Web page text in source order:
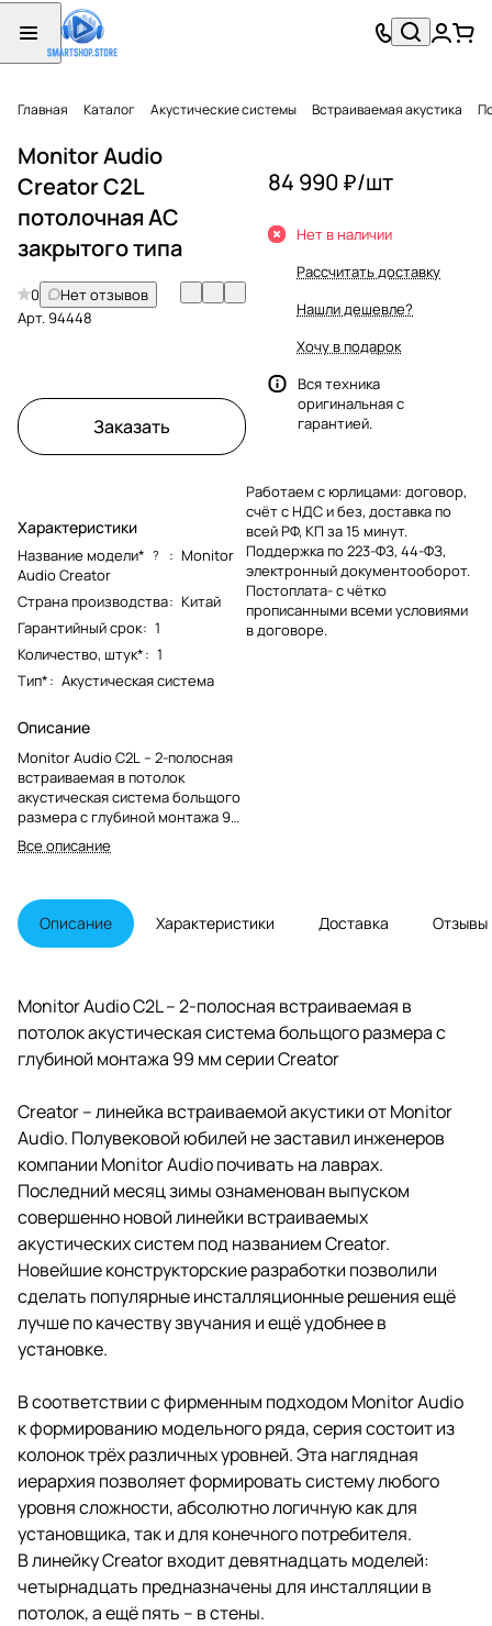
Главная Каталог Акустические системы Встраиваемая акустика
Monitor Audio
Creator C2L
потолочная АС
закрытого типа
0
Нет отзывов
Арт.94448
Заказать
Характеристики
Название модели* ? : Monitor
Audio Creator
Страна производства: Китай
Гарантийный срок: 1
Количество, штук*: 1
Тип*: Акустическая система
Описание
Monitor Audio C2L – 2-полосная
встраиваемая в потолок
акустическая система больщого
размера с глубиной монтажа 99
мм серии Creator
Все описание
84 990 ₽/шт
Нет в наличии
Рассчитать доставку
Нашли дешевле?
Хочу в подарок
Вся техника
оригинальная с
гарантией.
Работаем с юрлицами: договор,
счёт с НДС и без, доставка по
всей РФ, КП за 15 минут.
Поддержка по 223-ФЗ, 44-ФЗ,
электронный документооборот.
Постоплата- с чётко
прописанными всеми условиями
в договоре.
Описание Характеристики Доставка Отзывы
Monitor Audio C2L – 2-полосная встраиваемая в
потолок акустическая система больщого размера с
глубиной монтажа 99 мм серии Creator
Creator – линейка встраиваемой акустики от Monitor
Audio. Полувековой юбилей не заставил инженеров
компании Monitor Audio почивать на лаврах.
Последний месяц зимы ознаменован выпуском
совершенно новой линейки встраиваемых
акустических систем под названием Creator.
Новейшие конструкторские разработки позволили
сделать популярные инсталляционные решения ещё
лучше по качеству звучания и ещё удобнее в
установке.
В соответствии с фирменным подходом Monitor Audio
к формированию модельного ряда, серия состоит из
колонок трёх различных уровней. Эта наглядная
иерархия позволяет формировать систему любого
уровня сложности, абсолютно логичную как для
установщика, так и для конечного потребителя.
В линейку Creator входит девятнадцать моделей:
четырнадцать предназначены для инсталляции в
потолок, а ещё пять – в стены.